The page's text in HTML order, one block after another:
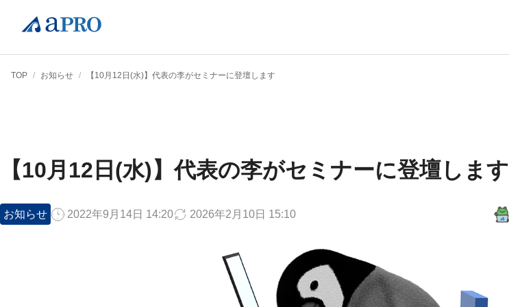
TOP / お知らせ / 【10月12日(水)】代表の李がセミナーに登壇します
【10月12日(水)】代表の李がセミナーに登壇します
お知らせ 2022年9月14日 14:20 2026年2月10日 15:10